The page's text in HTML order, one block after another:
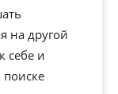
на другой
себе и